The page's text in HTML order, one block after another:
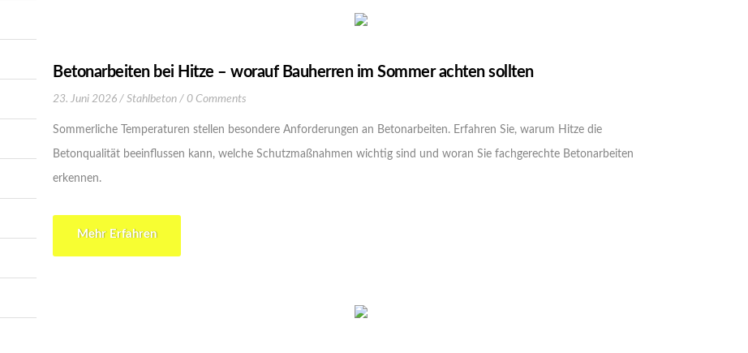
Betonarbeiten bei Hitze – worauf Bauherren im Sommer achten sollten
23. Juni 2026 Stahlbeton 0 Comments
Sommerliche Temperaturen stellen besondere Anforderungen an Betonarbeiten. Erfahren Sie, warum Hitze die
Betonqualität beeinflussen kann, welche Schutzmaßnahmen wichtig sind und woran Sie fachgerechte Betonarbeiten
erkennen.
Mehr Erfahren